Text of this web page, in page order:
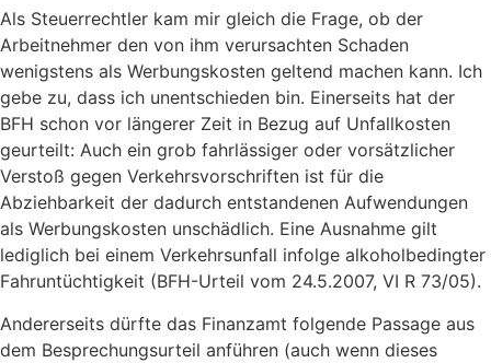
Als Steuerrechtler kam mir gleich die Frage, ob der
Arbeitnehmer den von ihm verursachten Schaden
wenigstens als Werbungskosten geltend machen kann. Ich
gebe zu, dass ich unentschieden bin. Einerseits hat der
BFH schon vor längerer Zeit in Bezug auf Unfallkosten
geurteilt: Auch ein grob fahrlässiger oder vorsätzlicher
Verstoß gegen Verkehrsvorschriften ist für die
Abziehbarkeit der dadurch entstandenen Aufwendungen
als Werbungskosten unschädlich. Eine Ausnahme gilt
lediglich bei einem Verkehrsunfall infolge alkoholbedingter
Fahruntüchtigkeit (BFH-Urteil vom 24.5.2007, VI R 73/05).
Andererseits dürfte das Finanzamt folgende Passage aus
dem Besprechungsurteil anführen (auch wenn dieses